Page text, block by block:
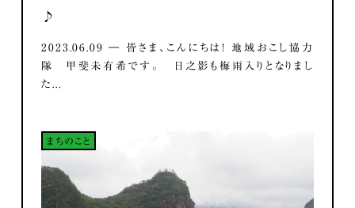
♪
2023.06.09 ― 皆さま、こんにちは！ 地域おこし協力
隊 甲斐未有希です。 日之影も梅雨入りとなりまし
た...
まちのこと